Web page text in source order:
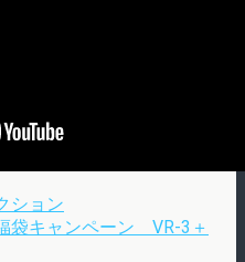
ション
袋キャンペーン VR-3＋